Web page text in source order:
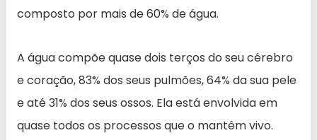
composto por mais de 60% de água.
A água compõe quase dois terços do seu cérebro
e coração, 83% dos seus pulmões, 64% da sua pele
e até 31% dos seus ossos. Ela está envolvida em
quase todos os processos que o mantêm vivo.